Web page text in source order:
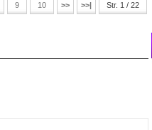
9 10 >> >>| Str. 1 / 22